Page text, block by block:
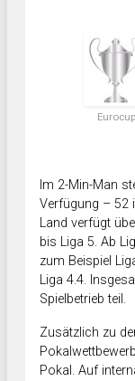
Eurocup
Im 2-Min-Man
Verfügung – 52
Land verfügt
bis Liga 5. Ab
zum Beispiel
Liga 4.4.
Spielbetrieb teil.
Zusätzlich zu
Pokal. Auf